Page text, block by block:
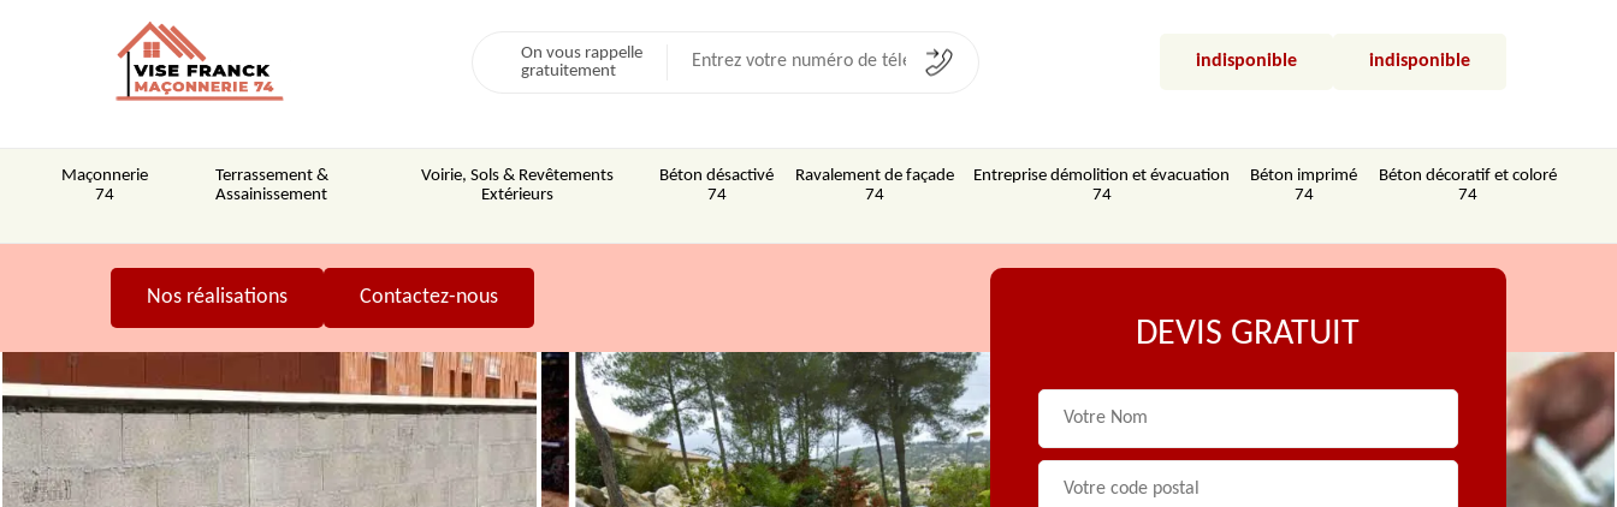
On vous rappelle
gratuitement
indisponible indisponible
Maçonnerie
74
Terrassement &
Assainissement
Voirie, Sols & Revêtements
Extérieurs
Béton désactivé
74
Ravalement de façade
74
Entreprise démolition et évacuation
74
Béton imprimé
74
Béton décoratif et coloré
74
Nos réalisations Contactez-nous
DEVIS GRATUIT